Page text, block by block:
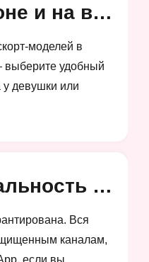
Услуги в салоне и на выезд
моделей в
удобный
у девушки или
Конфиденциальность и анонимность
Вся
каналам,
если вы